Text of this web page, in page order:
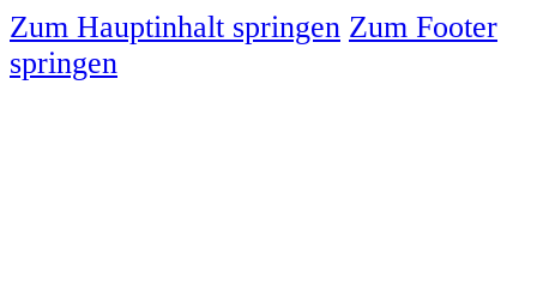
Zum Hauptinhalt springen Zum Footer
springen